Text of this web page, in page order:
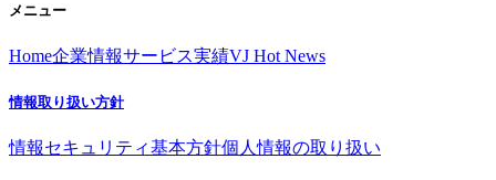
メニュー
Home企業情報サービス実績VJ Hot News
情報取り扱い方針
情報セキュリティ基本方針個人情報の取り扱い